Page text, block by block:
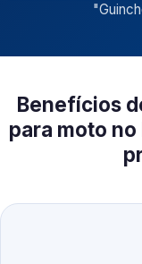
"
Benefícios
para moto no